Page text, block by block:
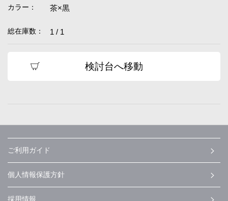
カラー： 茶×黒
総在庫数： 1 / 1
検討台へ移動
ご利用ガイド
個人情報保護方針
採用情報